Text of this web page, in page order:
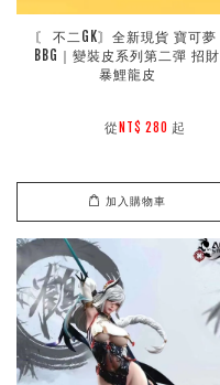
〘 不二GK〙全新現貨 寶可夢
BBG｜變裝皮系列第二彈 招財
暴鯉龍皮
        從
NT$ 280 起
加入購物車